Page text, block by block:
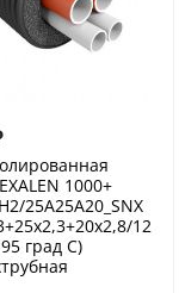
1000+
25A25A20_SNX
12
град С)